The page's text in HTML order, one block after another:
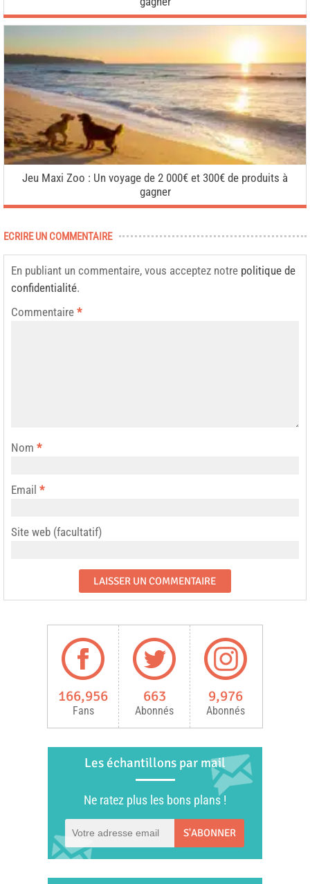
Jeu Maxi Zoo : Un voyage de 2 000€ et 300€ de produits à
gagner
ECRIRE UN COMMENTAIRE
En publiant un commentaire, vous acceptez notre politique de
confidentialité.
Commentaire *
Nom *
Email *
Site web (facultatif)
166,956
Fans
663
Abonnés
9,976
Abonnés
Les échantillons par mail
Ne ratez plus les bons plans !
S'ABONNER